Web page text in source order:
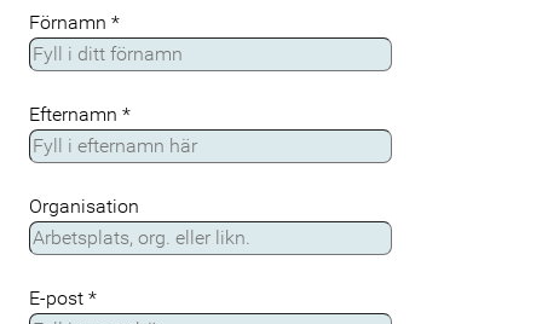
Förnamn *
Efternamn *
Organisation
E-post *